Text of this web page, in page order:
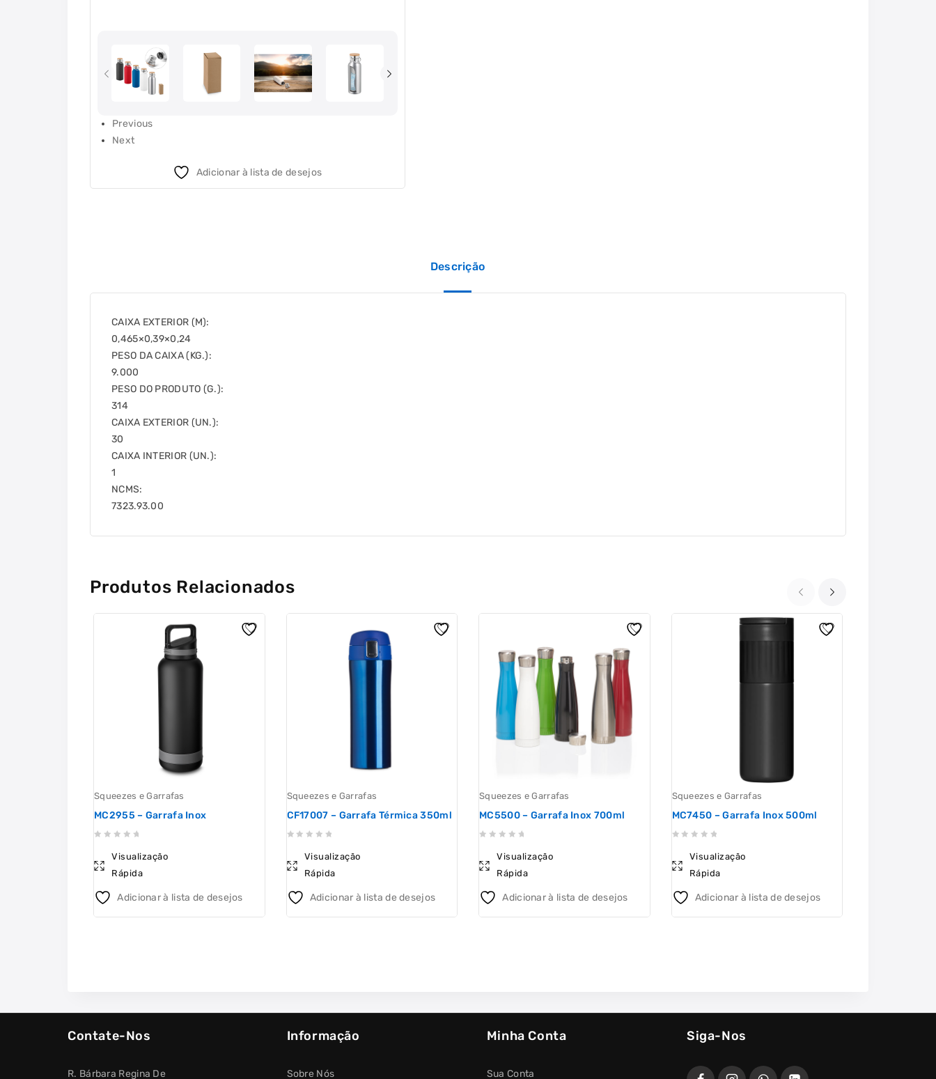
Previous
Next
Adicionar à lista de desejos
Descrição
CAIXA EXTERIOR (M):
0,465×0,39×0,24
PESO DA CAIXA (KG.):
9.000
PESO DO PRODUTO (G.):
314
CAIXA EXTERIOR (UN.):
30
CAIXA INTERIOR (UN.):
1
NCMS:
7323.93.00
Produtos Relacionados
Squeezes e Garrafas
MC2955 – Garrafa Inox
Visualização
Rápida
Adicionar à lista de desejos
Squeezes e Garrafas
CF17007 – Garrafa Térmica 350ml
Visualização
Rápida
Adicionar à lista de desejos
Squeezes e Garrafas
MC5500 – Garrafa Inox 700ml
Visualização
Rápida
Adicionar à lista de desejos
Squeezes e Garrafas
MC7450 – Garrafa Inox 500ml
Visualização
Rápida
Adicionar à lista de desejos
Contate-Nos
R. Bárbara Regina De
Informação
Sobre Nós
Minha Conta
Sua Conta
Siga-Nos